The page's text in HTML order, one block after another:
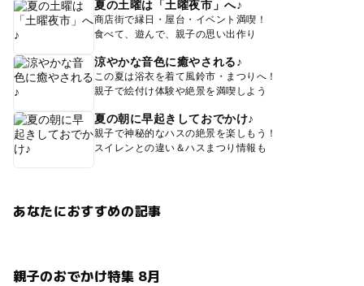
夏の土曜は「土曜夜市」へ♪
商店街で縁日・屋台・イベント満喫！
食べて、遊んで、親子の思い出作り
涼やかな音色に癒やされる♪
この夏は浴衣を着て風鈴市・まつりへ！
親子で絵付け体験や絶景を満喫しよう
夏の朝に早起きしておでかけ♪
親子で神秘的なハスの絶景を楽しもう！
スイレンとの違い＆ハスまつり情報も
あなたにおすすめの記事
親子のおでかけ特集 8月